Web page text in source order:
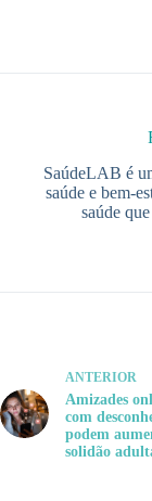
SaúdeLAB é
saúde e bem-
saúde
ANTERIOR
Amizades
com
podem
solidão